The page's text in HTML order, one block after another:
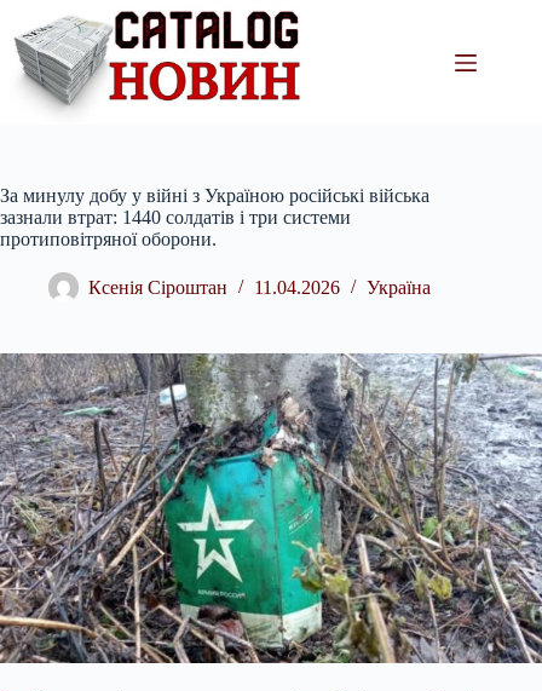
вмісту
За минулу добу у війні з Україною російські війська
зазнали втрат: 1440 солдатів і три системи
протиповітряної оборони.
Ксенія Сіроштан 11.04.2026 Україна